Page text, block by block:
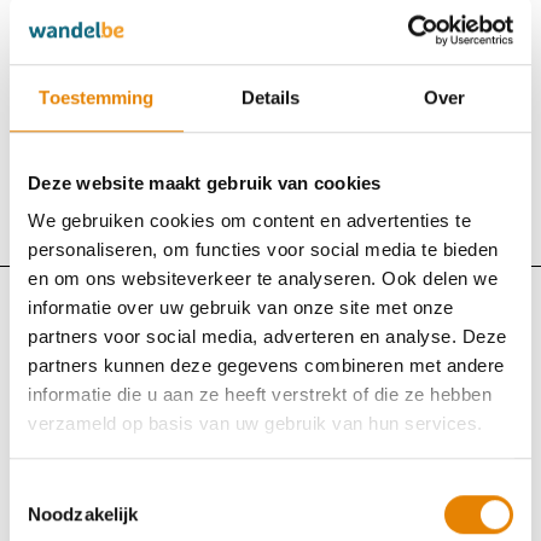
Toestemming Details Over
Deze website maakt gebruik van cookies
We gebruiken cookies om content en advertenties te
personaliseren, om functies voor social media te bieden
en om ons websiteverkeer te analyseren. Ook delen we
informatie over uw gebruik van onze site met onze
partners voor social media, adverteren en analyse. Deze
partners kunnen deze gegevens combineren met andere
informatie die u aan ze heeft verstrekt of die ze hebben
verzameld op basis van uw gebruik van hun services.
Noodzakelijk
WSVL
Kloen Zomerwandeling
Zaterdag 25 juli 2026
Bekijk uitslagBekijk klassement
Binnenschippertochten
Zaterdag 25 juli 2026
Bornem, Antwerpen
Bekijk uitslagBekijk klassement